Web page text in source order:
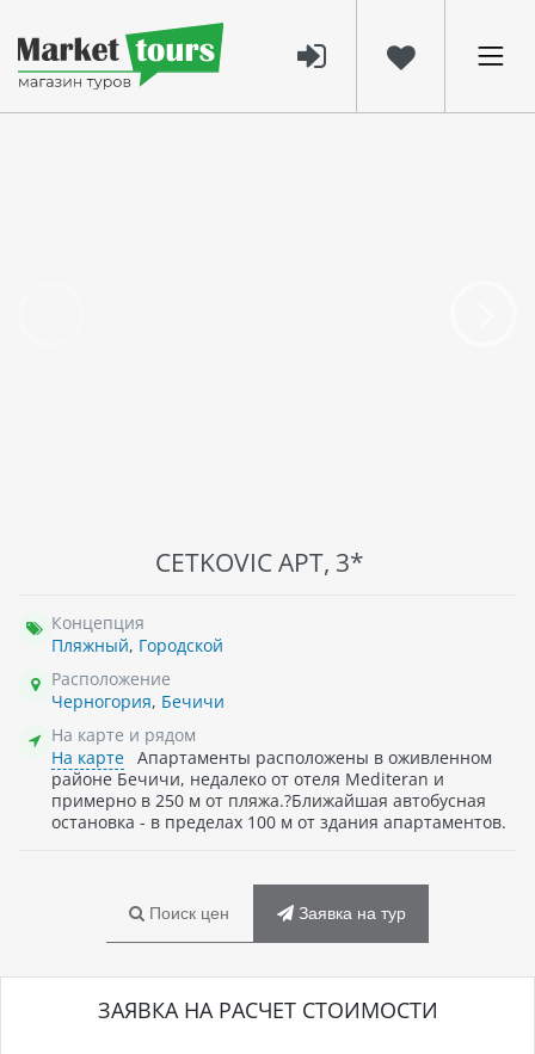
CETKOVIC APT, 3*
Концепция
Пляжный, Городской
Расположение
Черногория, Бечичи
На карте и рядом
На карте Апартаменты расположены в оживленном
районе Бечичи, недалеко от отеля Mediteran и
примерно в 250 м от пляжа.?Ближайшая автобусная
остановка - в пределах 100 м от здания апартаментов.
Поиск цен Заявка на тур
ЗАЯВКА НА РАСЧЕТ СТОИМОСТИ